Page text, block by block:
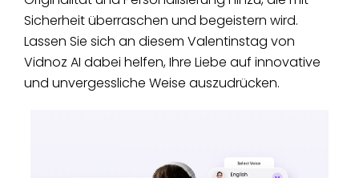
Sicherheit überraschen und begeistern wird.
Lassen Sie sich an diesem Valentinstag von
Vidnoz AI dabei helfen, Ihre Liebe auf innovative
und unvergessliche Weise auszudrücken.